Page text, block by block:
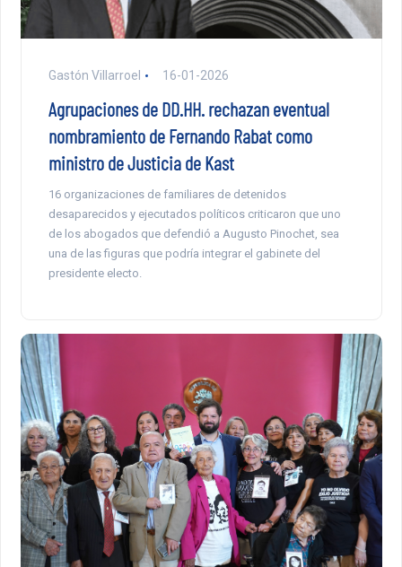
Gastón Villarroel 16-01-2026
Agrupaciones de DD.HH. rechazan eventual
nombramiento de Fernando Rabat como
ministro de Justicia de Kast
16 organizaciones de familiares de detenidos
desaparecidos y ejecutados políticos criticaron que uno
de los abogados que defendió a Augusto Pinochet, sea
una de las figuras que podría integrar el gabinete del
presidente electo.